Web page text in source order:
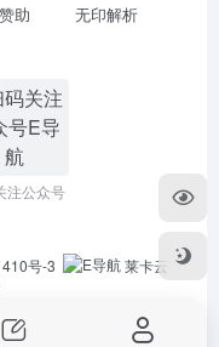
助
无印解析
注公众号
号-3
莱卡云